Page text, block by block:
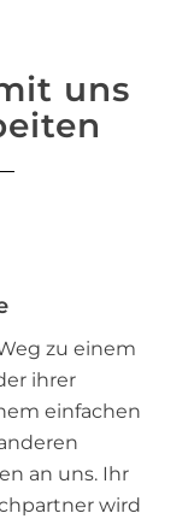
uns
zu einem
ihrer
einfachen
an uns. Ihr
wird